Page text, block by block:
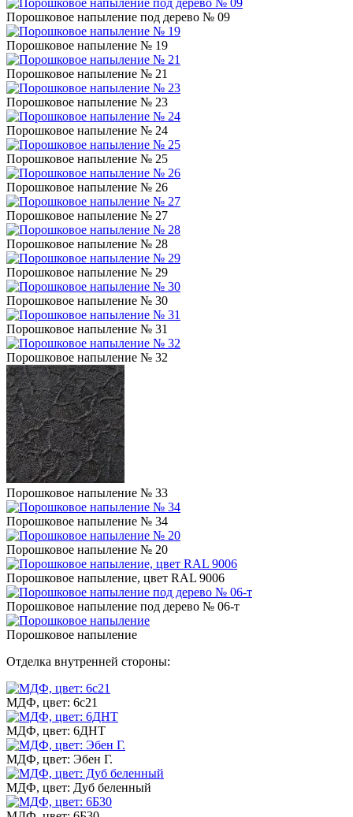
Порошковое напыление под дерево № 09
Порошковое напыление № 19
Порошковое напыление № 21
Порошковое напыление № 23
Порошковое напыление № 24
Порошковое напыление № 25
Порошковое напыление № 26
Порошковое напыление № 27
Порошковое напыление № 28
Порошковое напыление № 29
Порошковое напыление № 30
Порошковое напыление № 31
Порошковое напыление № 32
Порошковое напыление № 33
Порошковое напыление № 34
Порошковое напыление № 20
Порошковое напыление, цвет RAL 9006
Порошковое напыление под дерево № 06-т
Порошковое напыление
Отделка внутренней стороны:
МДФ, цвет: 6с21
МДФ, цвет: 6ДНТ
МДФ, цвет: Эбен Г.
МДФ, цвет: Дуб беленный